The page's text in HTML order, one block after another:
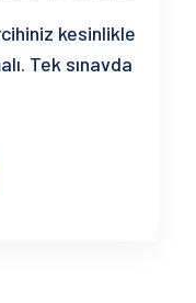
kesinlikle
Tek sınavda